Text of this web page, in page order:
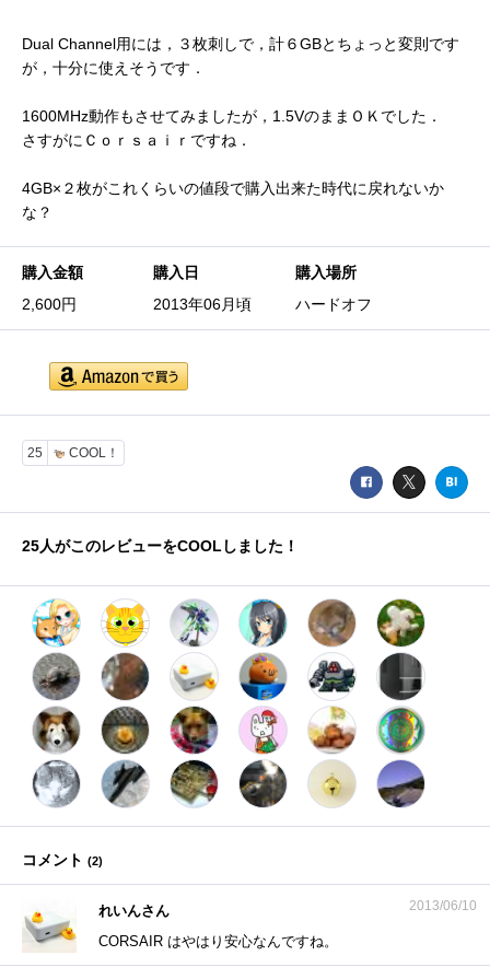
Dual Channel用には，３枚刺しで，計６GBとちょっと変則です
が，十分に使えそうです．
1600MHz動作もさせてみましたが，1.5VのままＯＫでした．
さすがにＣｏｒｓａｉｒですね．
4GB×２枚がこれくらいの値段で購入出来た時代に戻れないか
な？
購入金額
2,600円
購入日
2013年06月頃
購入場所
ハードオフ
25 COOL！
25人がこのレビューをCOOLしました！
コメント (2)
れいんさん 2013/06/10
CORSAIR はやはり安心なんですね。